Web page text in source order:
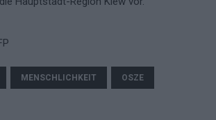
MENSCHLICHKEIT OSZE